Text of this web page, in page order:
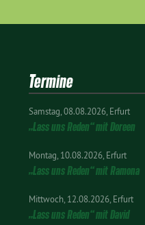
Termine
Samstag 08.08.2026 Erfurt
„Lass uns Reden“ mit Doreen
Montag 10.08.2026 Erfurt
„Lass uns Reden“ mit Ramona
Mittwoch 12.08.2026 Erfurt
„Lass uns Reden“ mit David